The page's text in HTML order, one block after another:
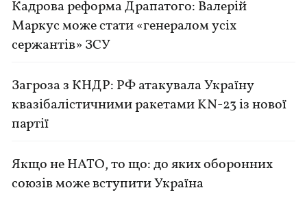
Кадрова реформа Драпатого: Валерій
Маркус може стати «генералом усіх
сержантів» ЗСУ
Загроза з КНДР: РФ атакувала Україну
квазібалістичними ракетами KN-23 із нової
партії
Якщо не НАТО, то що: до яких оборонних
союзів може вступити Україна